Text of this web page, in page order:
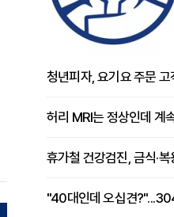
청년피자, 요기요 주문 고